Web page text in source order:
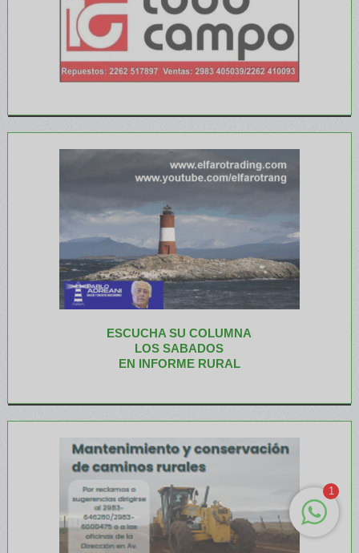
ESCUCHA SU COLUMNA
LOS SABADOS
EN INFORME RURAL
1